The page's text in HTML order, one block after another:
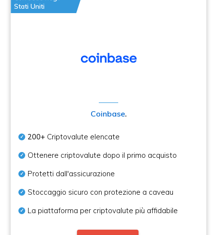
Stati Uniti
Coinbase.
200+ Criptovalute elencate
Ottenere criptovalute dopo il primo acquisto
Protetti dall'assicurazione
Stoccaggio sicuro con protezione a caveau
La piattaforma per criptovalute più affidabile